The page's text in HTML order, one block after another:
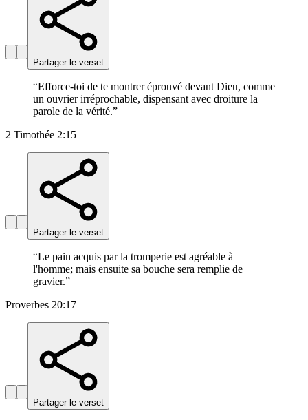
Partager le verset
“Efforce-toi de te montrer éprouvé devant Dieu, comme
un ouvrier irréprochable, dispensant avec droiture la
parole de la vérité.”
2 Timothée 2:15
Partager le verset
“Le pain acquis par la tromperie est agréable à
l'homme; mais ensuite sa bouche sera remplie de
gravier.”
Proverbes 20:17
Partager le verset